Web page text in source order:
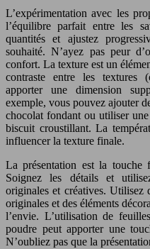
L’expérimentation avec les
l’équilibre parfait entre les
quantités et ajustez
souhaité. N’ayez pas peur
confort. La texture est un
contraste entre les textures
apporter une dimension
exemple, vous pouvez ajouter
chocolat fondant ou utiliser
biscuit croustillant. La
influencer la texture finale.
La présentation est la touche
Soignez les détails et
originales et créatives. Utilisez
originales et des éléments
l’envie. L’utilisation de
poudre peut apporter une
N’oubliez pas que la